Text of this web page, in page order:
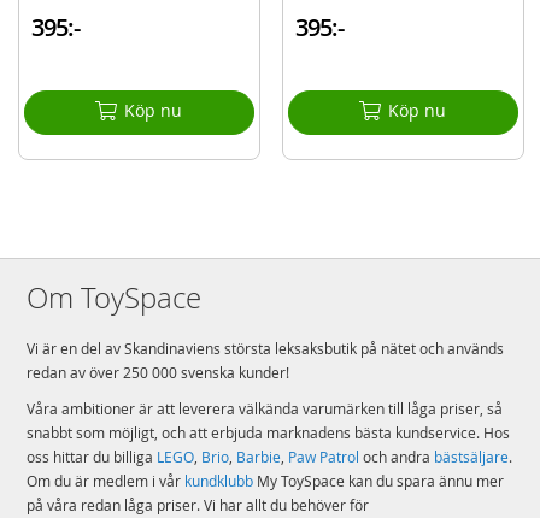
395:-
Köp nu
395:-
Köp nu
Om ToySpace
Vi är en del av Skandinaviens största leksaksbutik på nätet och används
redan av över 250 000 svenska kunder!
Våra ambitioner är att leverera välkända varumärken till låga priser, så
snabbt som möjligt, och att erbjuda marknadens bästa kundservice. Hos
oss hittar du billiga LEGO, Brio, Barbie, Paw Patrol och andra bästsäljare.
Om du är medlem i vår kundklubb My ToySpace kan du spara ännu mer
på våra redan låga priser. Vi har allt du behöver för